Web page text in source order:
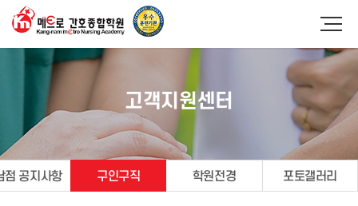
고객지원센터
점 공지사항 구인구직 학원전경 포토갤러리